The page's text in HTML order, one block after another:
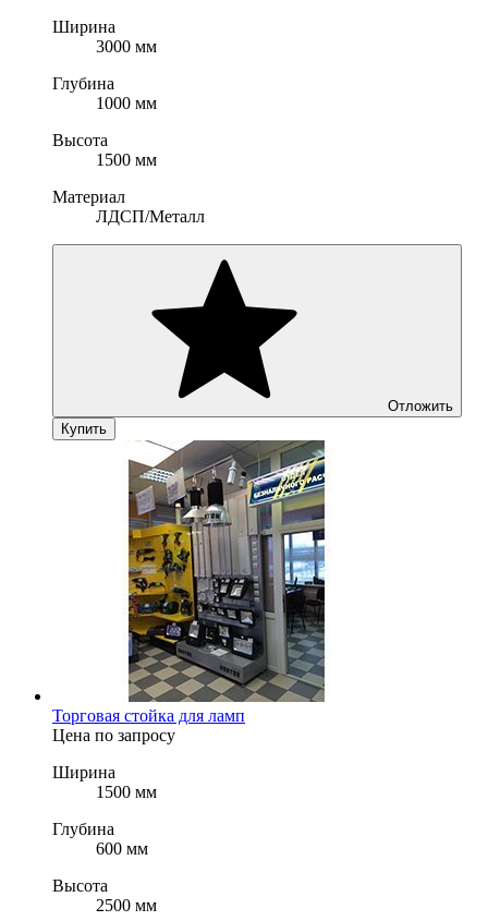
Ширина
3000 мм
Глубина
1000 мм
Высота
1500 мм
Материал
ЛДСП/Металл
Отложить
Купить
Торговая стойка для ламп
Цена по запросу
Ширина
1500 мм
Глубина
600 мм
Высота
2500 мм